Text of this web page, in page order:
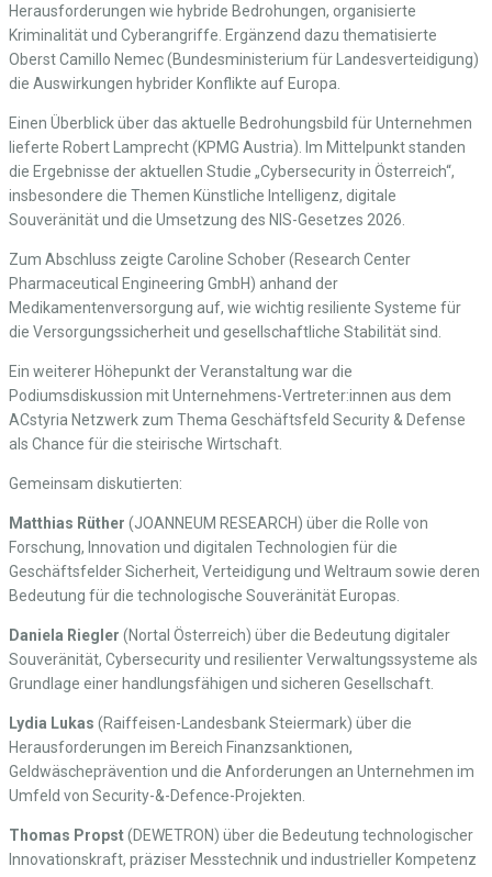
Herausforderungen wie hybride Bedrohungen, organisierte
Kriminalität und Cyberangriffe. Ergänzend dazu thematisierte
Oberst Camillo Nemec (Bundesministerium für Landesverteidigung)
die Auswirkungen hybrider Konflikte auf Europa.
Einen Überblick über das aktuelle Bedrohungsbild für Unternehmen
lieferte Robert Lamprecht (KPMG Austria). Im Mittelpunkt standen
die Ergebnisse der aktuellen Studie „Cybersecurity in Österreich“,
insbesondere die Themen Künstliche Intelligenz, digitale
Souveränität und die Umsetzung des NIS-Gesetzes 2026.
Zum Abschluss zeigte Caroline Schober (Research Center
Pharmaceutical Engineering GmbH) anhand der
Medikamentenversorgung auf, wie wichtig resiliente Systeme für
die Versorgungssicherheit und gesellschaftliche Stabilität sind.
Ein weiterer Höhepunkt der Veranstaltung war die
Podiumsdiskussion mit Unternehmens-Vertreter:innen aus dem
ACstyria Netzwerk zum Thema Geschäftsfeld Security & Defense
als Chance für die steirische Wirtschaft.
Gemeinsam diskutierten:
Matthias Rüther (JOANNEUM RESEARCH) über die Rolle von
Forschung, Innovation und digitalen Technologien für die
Geschäftsfelder Sicherheit, Verteidigung und Weltraum sowie deren
Bedeutung für die technologische Souveränität Europas.
Daniela Riegler (Nortal Österreich) über die Bedeutung digitaler
Souveränität, Cybersecurity und resilienter Verwaltungssysteme als
Grundlage einer handlungsfähigen und sicheren Gesellschaft.
Lydia Lukas (Raiffeisen-Landesbank Steiermark) über die
Herausforderungen im Bereich Finanzsanktionen,
Geldwäscheprävention und die Anforderungen an Unternehmen im
Umfeld von Security-&-Defence-Projekten.
Thomas Propst(DEWETRON) über die Bedeutung technologischer
Innovationskraft, präziser Messtechnik und industrieller Kompetenz